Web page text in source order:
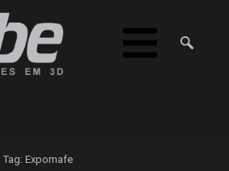
Tag: Expomafe